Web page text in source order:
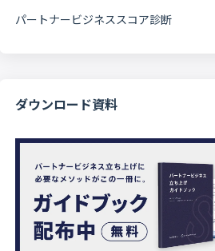
パートナービジネススコア診断
ダウンロード資料